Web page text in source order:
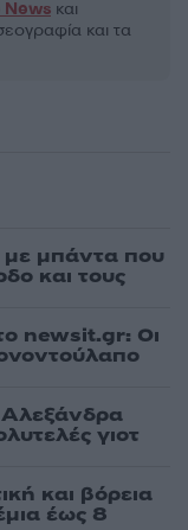
News και
και τα
μπάντα που
και τους
newsit.gr: Οι
Αλεξάνδρα
γιοτ
και βόρεια
έως 8